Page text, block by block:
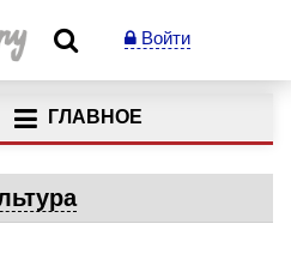
Войти
ГЛАВНОЕ